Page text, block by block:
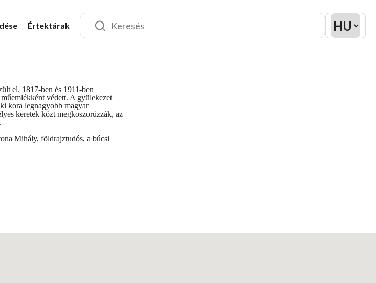
Értektárak
el. 1817-ben és 1911-ben
védett. A gyülekezet
kora legnagyobb magyar
keretek közt megkoszorúzzák, az
Mihály, földrajztudós, a búcsi